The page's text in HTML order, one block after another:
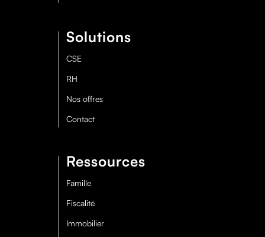
Solutions
CSE
RH
Nos offres
Contact
Ressources
Famille
Fiscalité
Immobilier